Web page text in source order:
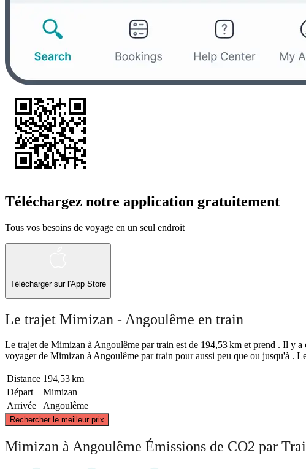
Téléchargez notre application gratuitement
Tous vos besoins de voyage en un seul endroit
Télécharger sur l'App Store
Le trajet Mimizan - Angoulême en train
Le trajet de Mimizan à Angoulême par train est de 194,53 km et prend . Il y
voyager de Mimizan à Angoulême par train pour aussi peu que ou jusqu'à .
Distance 194,53 km
Départ
Mimizan
Arrivée
Angoulême
Rechercher le meilleur prix
Mimizan à Angoulême Émissions de CO2 par